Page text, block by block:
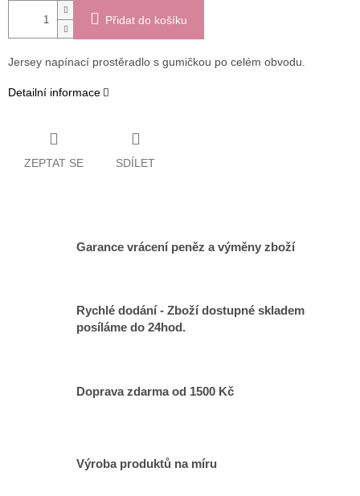
Přidat do košíku
Jersey napínací prostěradlo s gumičkou po celém obvodu.
Detailní informace
ZEPTAT SE SDÍLET
Garance vrácení peněz a výměny zboží
Rychlé dodání - Zboží dostupné skladem
posíláme do 24hod.
Doprava zdarma od 1500 Kč
Výroba produktů na míru